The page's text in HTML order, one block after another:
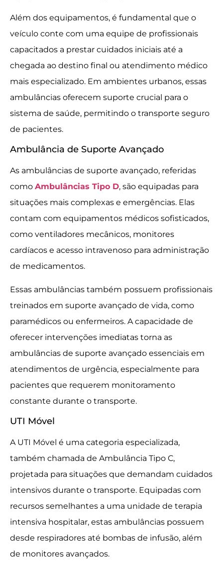
Além dos equipamentos, é fundamental que o
veículo conte com uma equipe de profissionais
capacitados a prestar cuidados iniciais até a
chegada ao destino final ou atendimento médico
mais especializado. Em ambientes urbanos, essas
ambulâncias oferecem suporte crucial para o
sistema de saúde, permitindo o transporte seguro
de pacientes.
Ambulância de Suporte Avançado
As ambulâncias de suporte avançado, referidas
como Ambulâncias Tipo D, são equipadas para
situações mais complexas e emergências. Elas
contam com equipamentos médicos sofisticados,
como ventiladores mecânicos, monitores
cardíacos e acesso intravenoso para administração
de medicamentos.
Essas ambulâncias também possuem profissionais
treinados em suporte avançado de vida, como
paramédicos ou enfermeiros. A capacidade de
oferecer intervenções imediatas torna as
ambulâncias de suporte avançado essenciais em
atendimentos de urgência, especialmente para
pacientes que requerem monitoramento
constante durante o transporte.
UTI Móvel
A UTI Móvel é uma categoria especializada,
também chamada de Ambulância Tipo C,
projetada para situações que demandam cuidados
intensivos durante o transporte. Equipadas com
recursos semelhantes a uma unidade de terapia
intensiva hospitalar, estas ambulâncias possuem
desde respiradores até bombas de infusão, além
de monitores avançados.